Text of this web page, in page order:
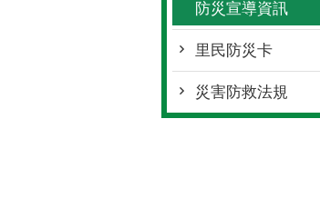
防災宣導資訊
里民防災卡
災害防救法規